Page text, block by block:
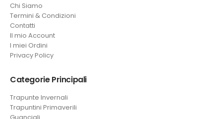
Chi Siamo
Termini & Condizioni
Contatti
Il mio Account
I miei Ordini
Privacy Policy
Categorie Principali
Trapunte Invernali
Trapuntini Primaverili
Guanciali